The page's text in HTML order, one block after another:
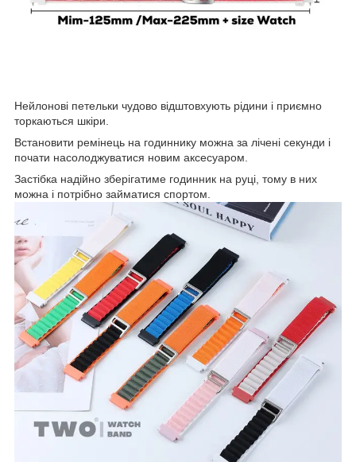
Нейлонові петельки чудово відштовхують рідини і приємно
торкаються шкіри.
Встановити ремінець на годиннику можна за лічені секунди і
почати насолоджуватися новим аксесуаром.
Застібка надійно зберігатиме годинник на руці, тому в них
можна і потрібно займатися спортом.